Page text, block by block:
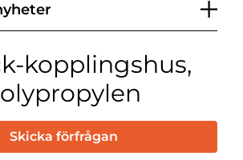
kopplingshus,
Skicka förfrågan